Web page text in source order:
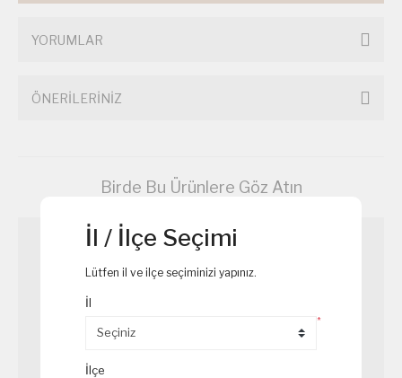
YORUMLAR
ÖNERİLERİNİZ
Birde Bu Ürünlere Göz Atın
İl / İlçe Seçimi
Lütfen il ve ilçe seçiminizi yapınız.
İl
*
İlçe